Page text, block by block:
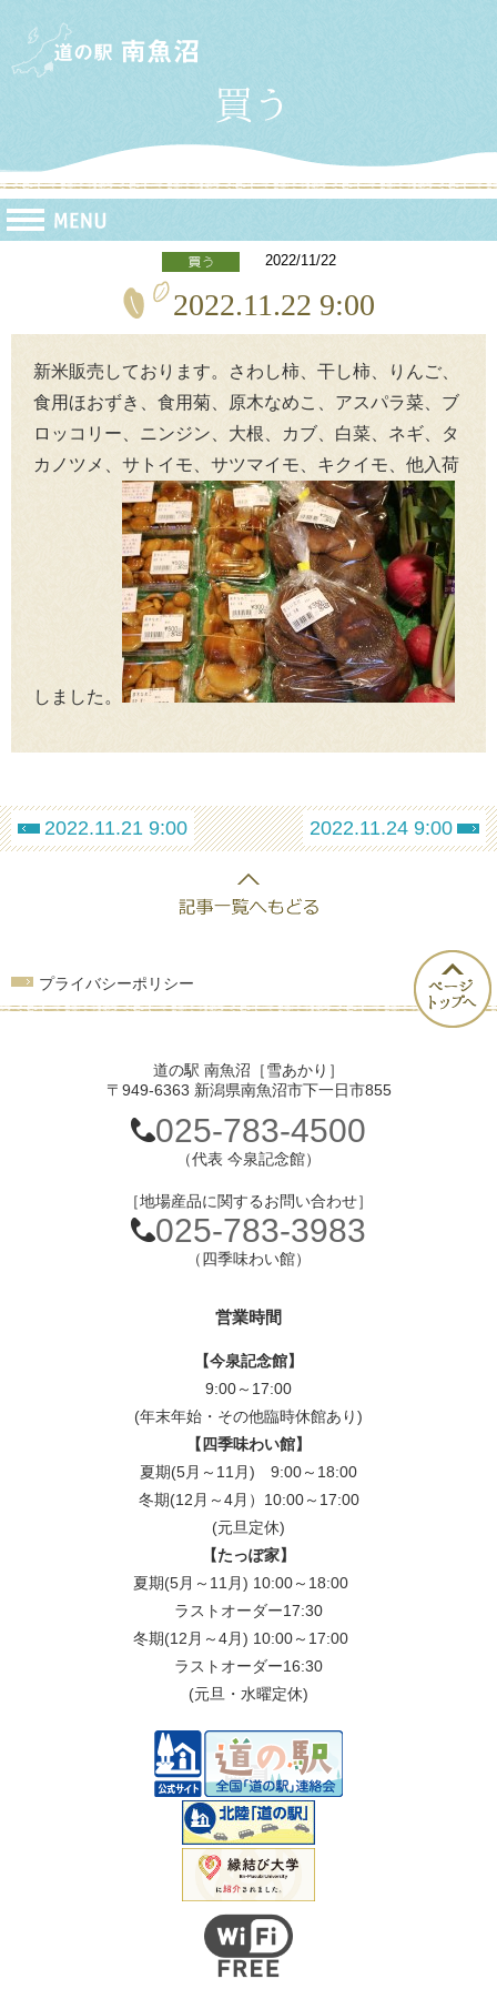
2022/11/22
2022.11.22 9:00
新米販売しております。さわし柿、干し柿、りんご、
食用ほおずき、食用菊、原木なめこ、アスパラ菜、ブ
ロッコリー、ニンジン、大根、カブ、白菜、ネギ、タ
カノツメ、サトイモ、サツマイモ、キクイモ、他入荷
しました。
2022.11.21 9:00 2022.11.24 9:00
プライバシーポリシー
道の駅 南魚沼［雪あかり］
〒949-6363 新潟県南魚沼市下一日市855
025-783-4500
（代表 今泉記念館）
［地場産品に関するお問い合わせ］
025-783-3983
（四季味わい館）
営業時間
【今泉記念館】
9:00～17:00
(年末年始・その他臨時休館あり)
【四季味わい館】
夏期(5月～11月) 9:00～18:00
冬期(12月～4月）10:00～17:00
(元旦定休)
【たっぽ家】
夏期(5月～11月) 10:00～18:00
ラストオーダー17:30
冬期(12月～4月) 10:00～17:00
ラストオーダー16:30
(元旦・水曜定休)